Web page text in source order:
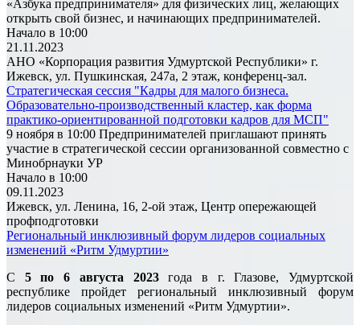
«Азбука предпринимателя» для физических лиц, желающих
открыть свой бизнес, и начинающих предпринимателей.
Начало в 10:00
21.11.2023
АНО «Корпорация развития Удмуртской Республики» г.
Ижевск, ул. Пушкинская, 247а, 2 этаж, конференц-зал.
Стратегическая сессия "Кадры для малого бизнеса.
Образовательно-производственный кластер, как форма
практико-ориентированной подготовки кадров для МСП"
9 ноября в 10:00 Предпринимателей приглашают принять
участие в стратегической сессии организованной совместно с
Минобрнауки УР
Начало в 10:00
09.11.2023
Ижевск, ул. Ленина, 16, 2-ой этаж, Центр опережающей
профподготовки
Региональный инклюзивный форум лидеров социальных
изменений «Ритм Удмуртии»
С 5 по 6 августа 2023года в г. Глазове, Удмуртской
республике пройдет региональный инклюзивный форум
лидеров социальных изменений «Ритм Удмуртии».